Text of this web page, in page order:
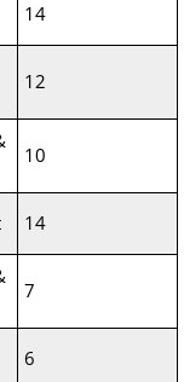
14
12
10
14
7
6